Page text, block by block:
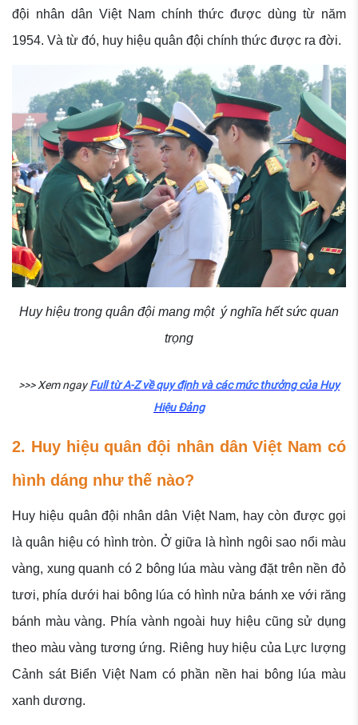
đội nhân dân Việt Nam chính thức được dùng từ năm
1954. Và từ đó, huy hiệu quân đội chính thức được ra đời.
Huy hiệu trong quân đội mang một ý nghĩa hết sức quan
trọng
>>> Xem ngayFull từ A-Z về quy định và các mức thưởng của Huy
Hiệu Đảng
2. Huy hiệu quân đội nhân dân Việt Nam có
hình dáng như thế nào?
Huy hiệu quân đội nhân dân Việt Nam, hay còn được gọi
là quân hiệu có hình tròn. Ở giữa là hình ngôi sao nổi màu
vàng, xung quanh có 2 bông lúa màu vàng đặt trên nền đỏ
tươi, phía dưới hai bông lúa có hình nửa bánh xe với răng
bánh màu vàng. Phía vành ngoài huy hiệu cũng sử dụng
theo màu vàng tương ứng. Riêng huy hiệu của Lực lượng
Cảnh sát Biển Việt Nam có phần nền hai bông lúa màu
xanh dương.